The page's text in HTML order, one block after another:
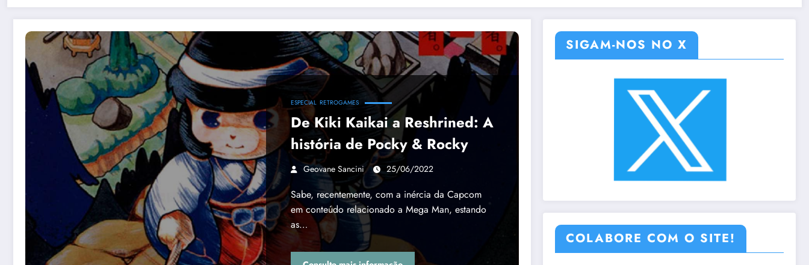
ESPECIAL RETROGAMES
De Kiki Kaikai a Reshrined: A
história de Pocky & Rocky
Geovane Sancini 25/06/2022
Sabe, recentemente, com a inércia da Capcom
em conteúdo relacionado a Mega Man, estando
as…
SIGAM-NOS NO X
COLABORE COM O SITE!